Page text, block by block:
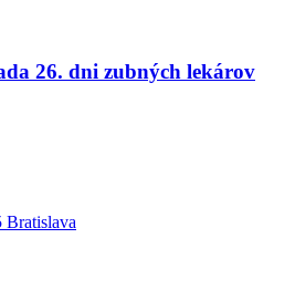
26. dni zubných lekárov
Bratislava